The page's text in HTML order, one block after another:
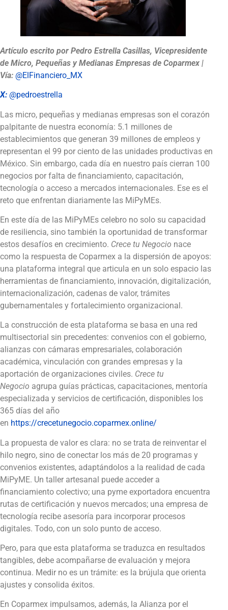
Artículo escrito por Pedro Estrella Casillas, Vicepresidente
de Micro, Pequeñas y Medianas Empresas de Coparmex |
Vía: @ElFinanciero_MX
X: @pedroestrella
Las micro, pequeñas y medianas empresas son el corazón
palpitante de nuestra economía: 5.1 millones de
establecimientos que generan 39 millones de empleos y
representan el 99 por ciento de las unidades productivas en
México. Sin embargo, cada día en nuestro país cierran 100
negocios por falta de financiamiento, capacitación,
tecnología o acceso a mercados internacionales. Ese es el
reto que enfrentan diariamente las MiPyMEs.
En este día de las MiPyMEs celebro no solo su capacidad
de resiliencia, sino también la oportunidad de transformar
estos desafíos en crecimiento. Crece tu Negocio nace
como la respuesta de Coparmex a la dispersión de apoyos:
una plataforma integral que articula en un solo espacio las
herramientas de financiamiento, innovación, digitalización,
internacionalización, cadenas de valor, trámites
gubernamentales y fortalecimiento organizacional.
La construcción de esta plataforma se basa en una red
multisectorial sin precedentes: convenios con el gobierno,
alianzas con cámaras empresariales, colaboración
académica, vinculación con grandes empresas y la
aportación de organizaciones civiles. Crece tu
Negocio agrupa guías prácticas, capacitaciones, mentoría
especializada y servicios de certificación, disponibles los
365 días del año
en https://crecetunegocio.coparmex.online/
La propuesta de valor es clara: no se trata de reinventar el
hilo negro, sino de conectar los más de 20 programas y
convenios existentes, adaptándolos a la realidad de cada
MiPyME. Un taller artesanal puede acceder a
financiamiento colectivo; una pyme exportadora encuentra
rutas de certificación y nuevos mercados; una empresa de
tecnología recibe asesoría para incorporar procesos
digitales. Todo, con un solo punto de acceso.
Pero, para que esta plataforma se traduzca en resultados
tangibles, debe acompañarse de evaluación y mejora
continua. Medir no es un trámite: es la brújula que orienta
ajustes y consolida éxitos.
En Coparmex impulsamos, además, la Alianza por el